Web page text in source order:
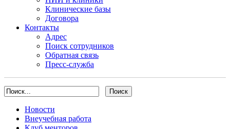
Клинические базы
Договора
Контакты
Адрес
Поиск сотрудников
Обратная связь
Пресс-служба
Новости
Внеучебная работа